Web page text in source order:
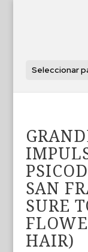
Seleccionar
SAN
SURE
HAIR)